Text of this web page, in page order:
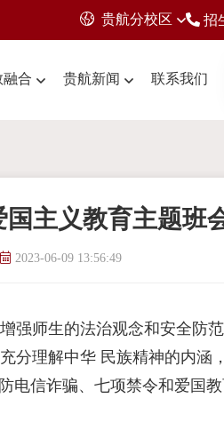
贵航分校区 招
融合 贵航新闻 联系我们
主义教育主题班
2023-06-09 13:56:49
强师生的法治观念和安全防
分理解中华 民族精神的内涵
电信诈骗、七项禁令和爱国